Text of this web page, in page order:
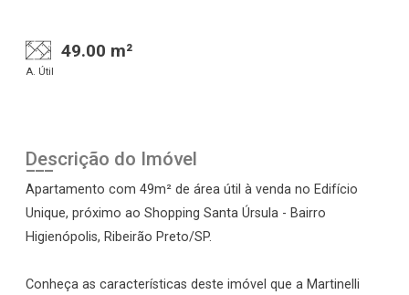
49.00 m²
A. Útil
Descrição do Imóvel
Apartamento com 49m² de área útil à venda no Edifício
Unique, próximo ao Shopping Santa Úrsula - Bairro
Higienópolis, Ribeirão Preto/SP.
Conheça as características deste imóvel que a Martinelli